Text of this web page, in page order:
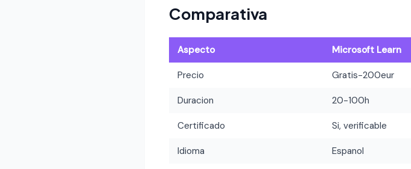
Comparativa
Aspecto Microsoft Learn
Precio Gratis-200eur
Duracion 20-100h
Certificado Si, verificable
Idioma Espanol